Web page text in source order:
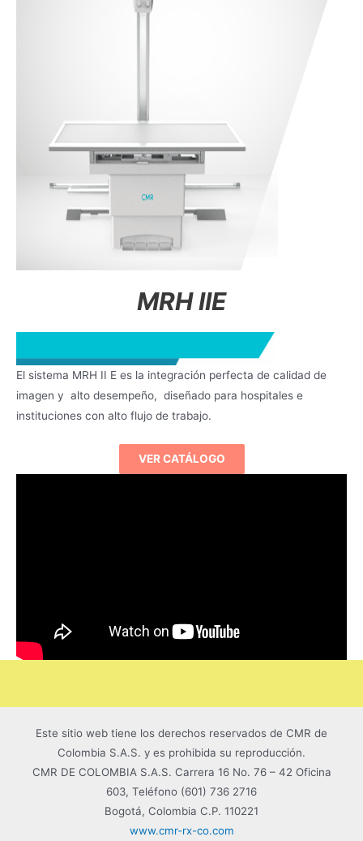
MRH IIE
El sistema MRH II E es la integración perfecta de calidad de
imagen y alto desempeño, diseñado para hospitales e
instituciones con alto flujo de trabajo.
VER CATÁLOGO
Este sitio web tiene los derechos reservados de CMR de
Colombia S.A.S. y es prohibida su reproducción.
CMR DE COLOMBIA S.A.S. Carrera 16 No. 76 – 42 Oficina
603, Teléfono (601) 736 2716
Bogotá, Colombia C.P. 110221
www.cmr-rx-co.com